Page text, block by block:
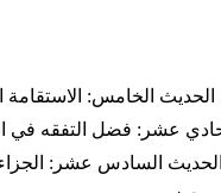
الحديث الخامس:
عشر: فضل التفقه في
الحديث السادس عشر: